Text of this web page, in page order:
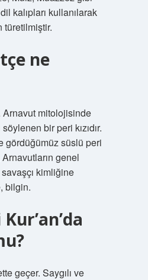
kalıpları kullanılarak
türetilmiştir.
ne
Arnavut mitolojisinde
bir peri kızıdır.
gördüğümüz süslü peri
genel
kimliğine
bilgin.
geçer. Saygılı ve